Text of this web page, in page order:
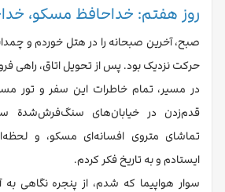
روز هفتم: خداحافظ مسکو،
صبح، آخرین صبحانه را در هتل خوردم و
حرکت نزدیک بود. پس از تحویل اتاق، راهی
در مسیر، تمام خاطرات این سفر و تور
قدم‌زدن در خیابان‌های سنگ‌فرش‌شدة
تماشای متروی افسانه‌ای مسکو، و
ایستادم و به تاریخ فکر کردم.
سوار هواپیما که شدم، از پنجره نگاهی